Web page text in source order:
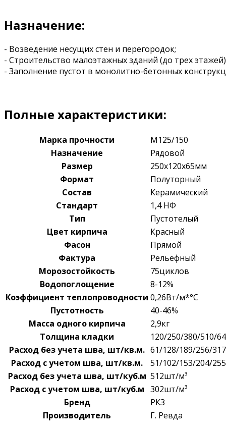
Назначение:
- Возведение несущих стен и перегородок;
- Строительство малоэтажных зданий (до трех
- Заполнение пустот в монолитно-бетонных
Полные характеристики:
Марка прочности
М125/150
Назначение
Рядовой
Размер
250x120x65мм
Формат
Полуторный
Состав
Керамический
Стандарт
1,4 НФ
Тип
Пустотелый
Цвет кирпича
Красный
Фасон
Прямой
Фактура
Рельефный
Морозостойкость
75циклов
Водопоглощение
8-12%
Коэффициент теплопроводности 0,26Вт/м*°С
Пустотность
40-46%
Масса одного кирпича
2,9кг
Толщина кладки
120/250/380/510/
Расход без учета шва, шт/кв.м. 61/128/189/256/
Расход с учетом шва, шт/кв.м.
51/102/153/204/
Расход без учета шва, шт/куб.м 512шт/м³
Расход с учетом шва, шт/куб.м 302шт/м³
Бренд
РКЗ
Производитель
Г. Ревда